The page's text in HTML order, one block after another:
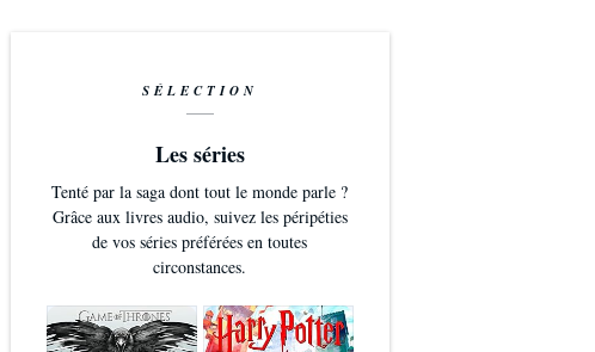
SÉLECTION
Les séries
Tenté par la saga dont tout le monde parle ?
Grâce aux livres audio, suivez les péripéties
de vos séries préférées en toutes
circonstances.